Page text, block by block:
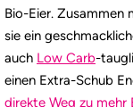
Bio-Eier. Zusammen
sie ein
auch Low Carb-
einen Extra-Schub
direkte Weg zu mehr